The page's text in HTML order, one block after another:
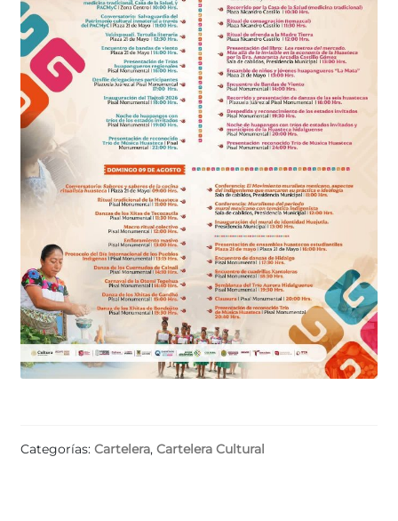
Categorías: Cartelera, Cartelera Cultural